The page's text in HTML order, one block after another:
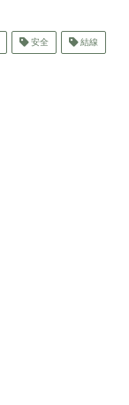
安全 結線